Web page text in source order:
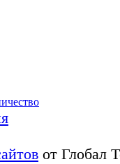
от Глобал